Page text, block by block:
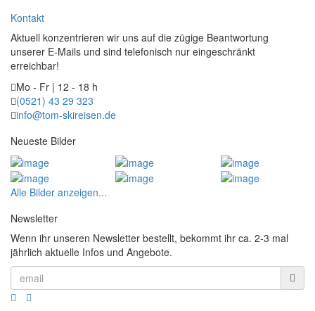
Kontakt
Aktuell konzentrieren wir uns auf die zügige Beantwortung
unserer E-Mails und sind telefonisch nur eingeschränkt
erreichbar!
Mo - Fr | 12 - 18 h
(0521) 43 29 323
info@tom-skireisen.de
Neueste Bilder
Alle Bilder anzeigen...
Newsletter
Wenn ihr unseren Newsletter bestellt, bekommt ihr ca. 2-3 mal
jährlich aktuelle Infos und Angebote.